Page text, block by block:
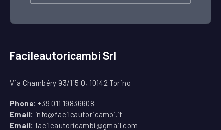
Facileautoricambi Srl
Via Chambéry 93/115 Q, 10142 Torino
Phone: +39 011 19836608
Email: info@facileautoricambi.it
Email: facileautoricambi@gmail.com